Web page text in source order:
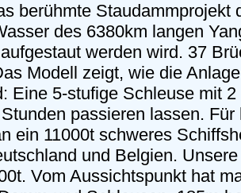
berühmte Staudammprojekt
des 6380km langen
werden wird. 37
Modell zeigt, wie die
Eine 5-stufige Schleuse mit
passieren lassen.
ein 11000t schweres
und Belgien.
Vom Aussichtspunkt hat